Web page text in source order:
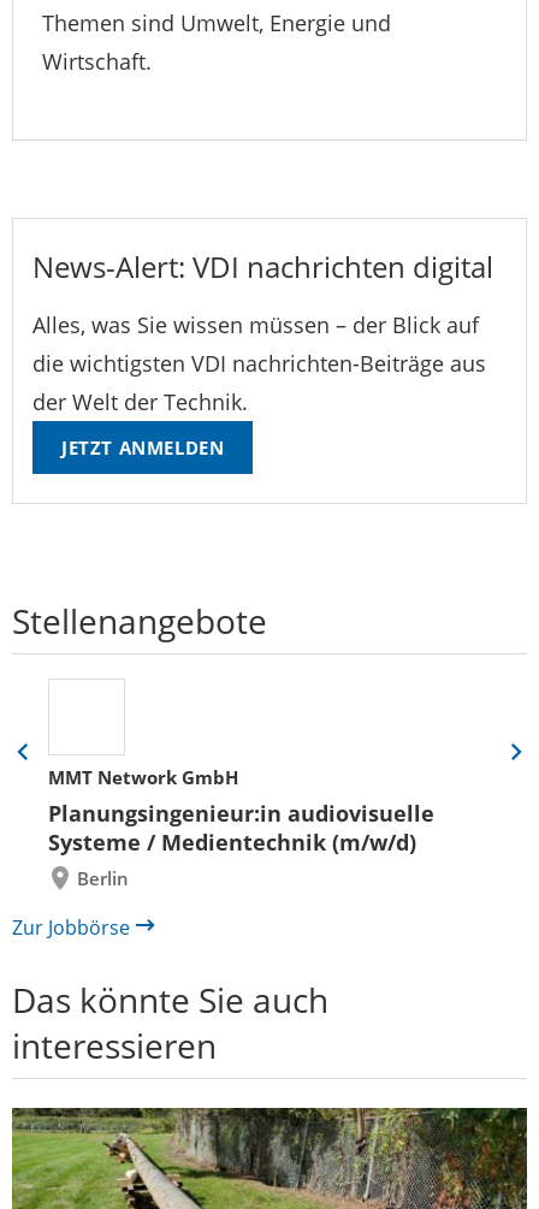
Themen sind Umwelt, Energie und
Wirtschaft.
News-Alert: VDI nachrichten digital
Alles, was Sie wissen müssen – der Blick auf
die wichtigsten VDI nachrichten-Beiträge aus
der Welt der Technik.
JETZT ANMELDEN
Stellenangebote
MMT Network GmbH
Planungsingenieur:in audiovisuelle
Systeme / Medientechnik (m/w/d)
Berlin
Eine
Folie
zurück
Eine
Zur Jobbörse
Das könnte Sie auch
interessieren